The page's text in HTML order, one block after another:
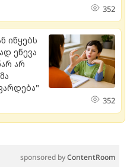
352
იწყებს
ეწევა
არ
352
sponsored byContentRoom